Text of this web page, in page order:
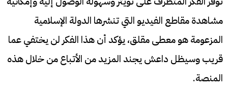
مشاهدة مقاطع الفيديو التي تنشرها الدولة الإسلامية
المزعومة هو معطى مقلق، يؤكد أن هذا الفكر لن يختفي عما
قريب وسيظل داعش يجند المزيد من الأتباع من خلال هذه
المنصة.